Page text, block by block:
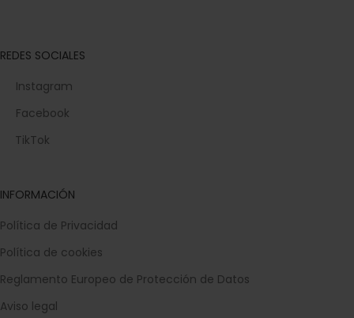
REDES SOCIALES
Instagram
Facebook
TikTok
INFORMACIÓN
Política de Privacidad
Política de cookies
Reglamento Europeo de Protección de Datos
Aviso legal